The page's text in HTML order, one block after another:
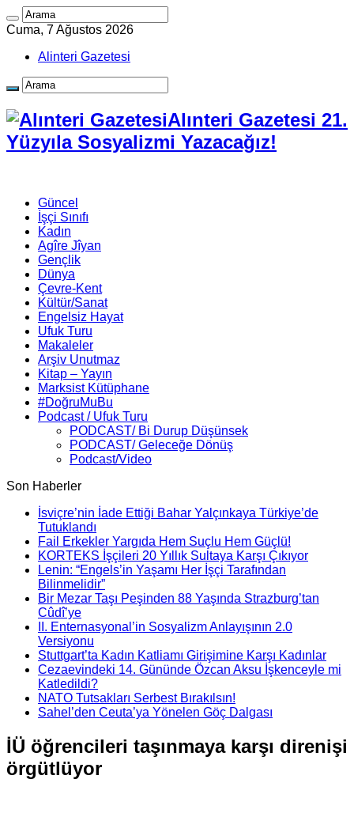
Cuma, 7 Ağustos 2026
Alinteri Gazetesi
Alınteri Gazetesi 21.
Yüzyıla Sosyalizmi Yazacağız!
Güncel
İşçi Sınıfı
Kadın
Agîre Jîyan
Gençlik
Dünya
Çevre-Kent
Kültür/Sanat
Engelsiz Hayat
Ufuk Turu
Makaleler
Arşiv Unutmaz
Kitap – Yayın
Marksist Kütüphane
#DoğruMuBu
Podcast / Ufuk Turu
PODCAST/ Bi Durup Düşünsek
PODCAST/ Geleceğe Dönüş
Podcast/Video
Son Haberler
İsviçre’nin İade Ettiği Bahar Yalçınkaya Türkiye’de
Tutuklandı
Fail Erkekler Yargıda Hem Suçlu Hem Güçlü!
KORTEKS İşçileri 20 Yıllık Sultaya Karşı Çıkıyor
Lenin: “Engels’in Yaşamı Her İşçi Tarafından
Bilinmelidir”
Bir Mezar Taşı Peşinden 88 Yaşında Strazburg’tan
Cûdî’ye
II. Enternasyonal’in Sosyalizm Anlayışının 2.0
Versiyonu
Stuttgart’ta Kadın Katliamı Girişimine Karşı Kadınlar
Cezaevindeki 14. Gününde Özcan Aksu İşkenceyle mi
Katledildi?
NATO Tutsakları Serbest Bırakılsın!
Sahel’den Ceuta’ya Yönelen Göç Dalgası
İÜ öğrencileri taşınmaya karşı direnişi
örgütlüyor